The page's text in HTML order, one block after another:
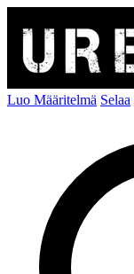
Luo Määritelmä Selaa